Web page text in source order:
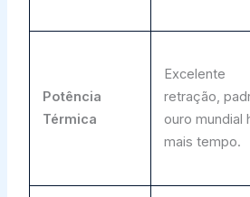
Potência
Térmica
Excelente
retração,
ouro mundial
mais tempo.